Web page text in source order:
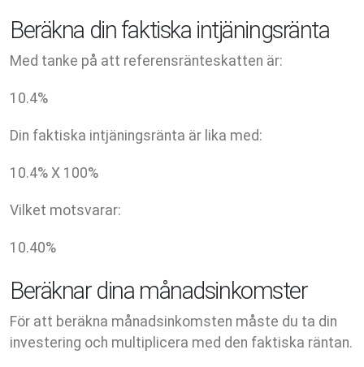
Beräkna din faktiska intjäningsränta
Med tanke på att referensränteskatten är:
10.4%
Din faktiska intjäningsränta är lika med:
10.4% X 100%
Vilket motsvarar:
10.40%
Beräknar dina månadsinkomster
För att beräkna månadsinkomsten måste du ta din
investering och multiplicera med den faktiska räntan.